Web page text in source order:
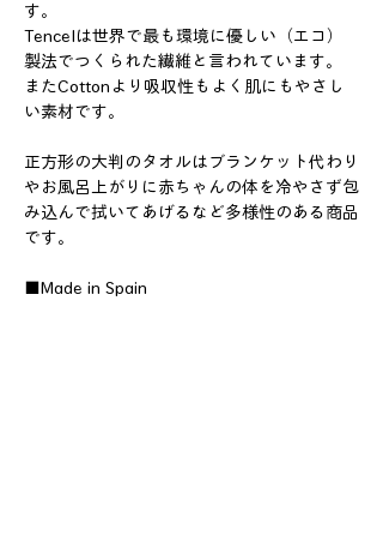
す。
Tencelは世界で最も環境に優しい（エコ）
製法でつくられた繊維と言われています。
またCottonより吸収性もよく肌にもやさし
い素材です。
正方形の大判のタオルはブランケット代わり
やお風呂上がりに赤ちゃんの体を冷やさず包
み込んで拭いてあげるなど多様性のある商品
です。
■Made in Spain